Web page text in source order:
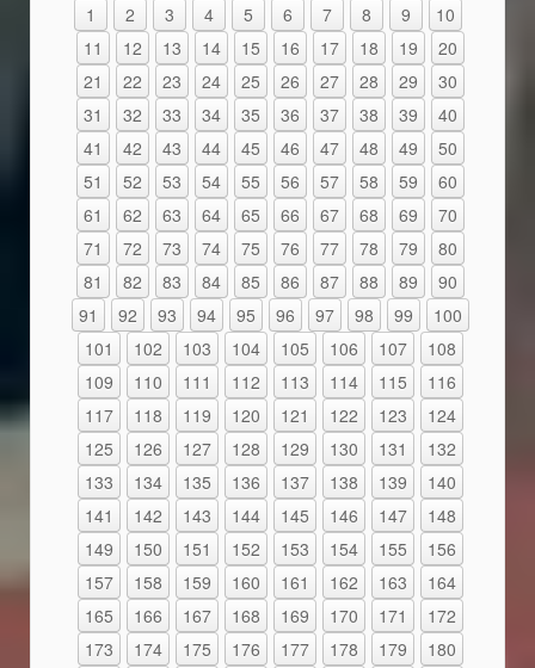
1 2 3 4 5 6 7 8 9
10
11
12 13 14 15 16 17 18 19
20
21
22 23 24 25 26 27 28 29
30
31
32 33 34 35 36 37 38 39
40
41
42 43 44 45 46 47 48 49
50
51
52 53 54 55 56 57 58 59
60
61
62 63 64 65 66 67 68 69
70
71
72 73 74 75 76 77 78 79
80
81
82 83 84 85 86 87 88 89
90
91
92 93 94 95 96 97 98 99
100
101
102 103 104 105 106 107
108
109
110 111 112 113 114 115
116
117
118 119 120 121 122 123
124
125
126 127 128 129 130 131
132
133
134 135 136 137 138 139
140
141
142 143 144 145 146 147
148
149
150 151 152 153 154 155
156
157
158 159 160 161 162 163
164
165
166 167 168 169 170 171
172
173
174 175 176 177 178 179
180